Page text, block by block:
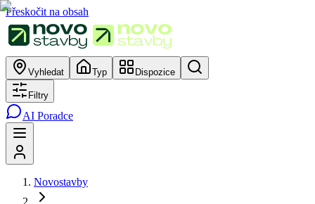
Přeskočit na obsah
Vyhledat Typ Dispozice
Filtry
AI Poradce
Novostavby